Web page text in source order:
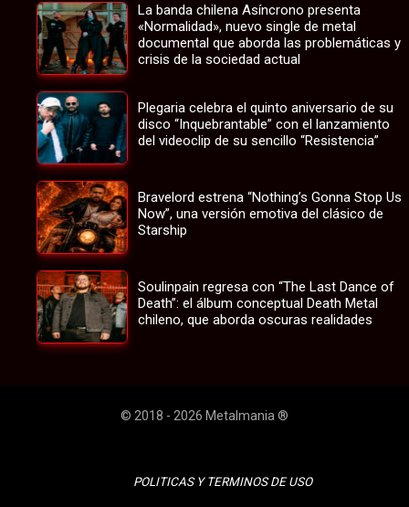
La banda chilena Asíncrono presenta
«Normalidad», nuevo single de metal
documental que aborda las problemáticas y
crisis de la sociedad actual
Plegaria celebra el quinto aniversario de su
disco “Inquebrantable” con el lanzamiento
del videoclip de su sencillo “Resistencia”
Bravelord estrena “Nothing’s Gonna Stop Us
Now”, una versión emotiva del clásico de
Starship
Soulinpain regresa con “The Last Dance of
Death”: el álbum conceptual Death Metal
chileno, que aborda oscuras realidades
© 2018 - 2026 Metalmania ®
POLITICAS Y TERMINOS DE USO